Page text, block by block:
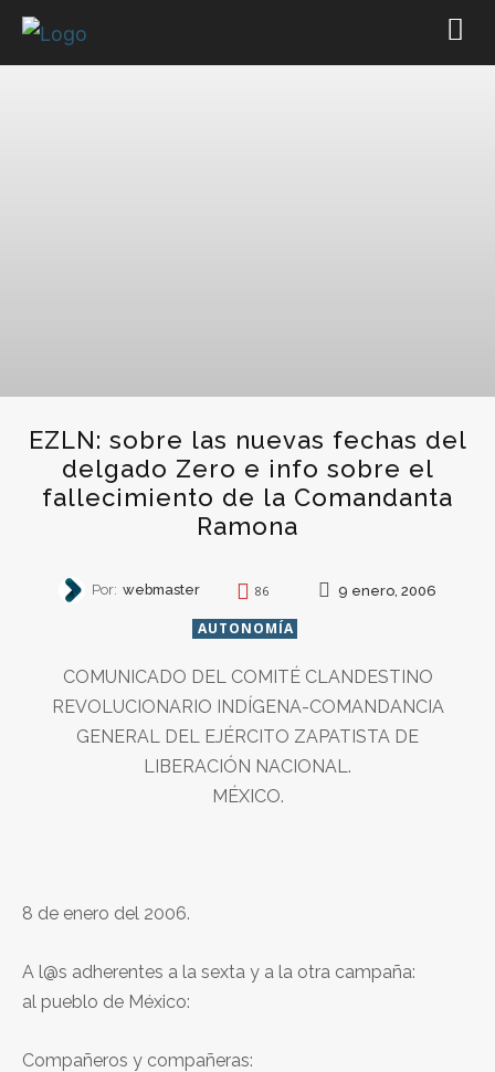
EZLN: sobre las nuevas fechas del
delgado Zero e info sobre el
fallecimiento de la Comandanta
Ramona
Por: webmaster 86 9 enero, 2006
AUTONOMÍA
COMUNICADO DEL COMITÉ CLANDESTINO
REVOLUCIONARIO INDÍGENA-COMANDANCIA
GENERAL DEL EJÉRCITO ZAPATISTA DE
LIBERACIÓN NACIONAL.
MÉXICO.
8 de enero del 2006.
A l@s adherentes a la sexta y a la otra campaña:
al pueblo de México:
Compañeros y compañeras: